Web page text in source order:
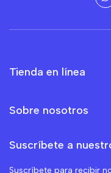
Tienda en línea
Sobre nosotros
Suscríbete a
Suscríbete para recibir